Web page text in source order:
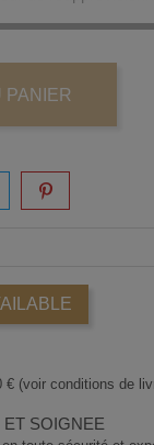
PANIER
€ (voir conditions de
SOIGNEE